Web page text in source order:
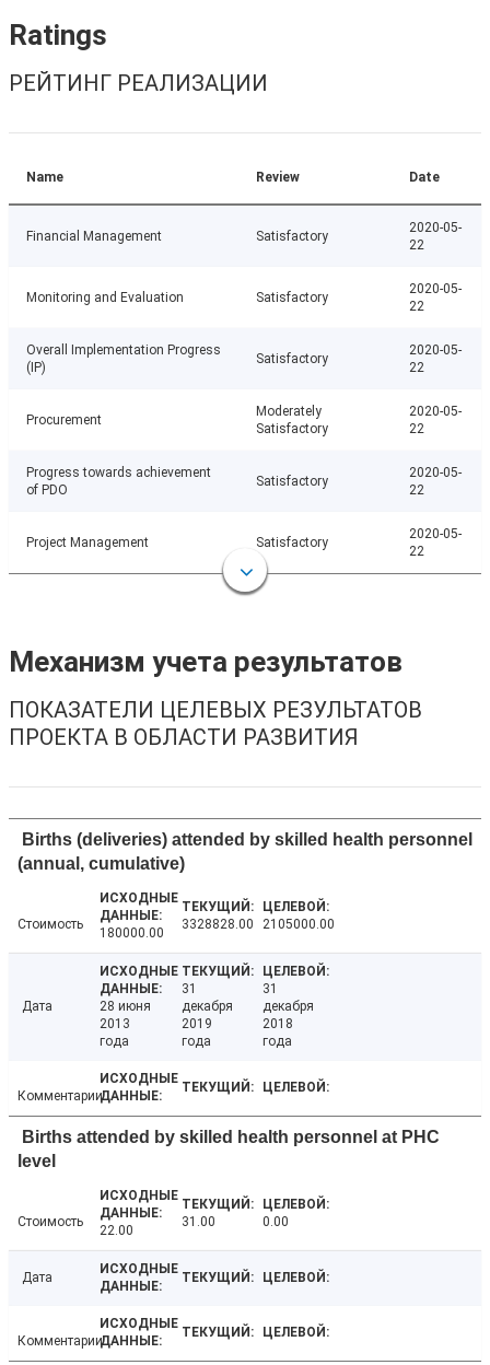
Ratings
РЕЙТИНГ РЕАЛИЗАЦИИ
Name Review Date
Financial Management Satisfactory
2020-05-
22
Monitoring and Evaluation Satisfactory
2020-05-
22
Overall Implementation Progress
(IP)
Satisfactory
2020-05-
22
Procurement
Moderately
Satisfactory
2020-05-
22
Progress towards achievement
of PDO
Satisfactory
2020-05-
22
Project Management Satisfactory
2020-05-
22
Механизм учета результатов
ПОКАЗАТЕЛИ ЦЕЛЕВЫХ РЕЗУЛЬТАТОВ
ПРОЕКТА В ОБЛАСТИ РАЗВИТИЯ
Births (deliveries) attended by skilled health personnel
(annual, cumulative)
Стоимость
180000.00
3328828.00 2105000.00
Дата
28 июня
2013
года
31
декабря
2019
года
31
декабря
2018
года
Комментарии
Births attended by skilled health personnel at PHC
level
Стоимость
22.00
31.00 0.00
Дата
Комментарии